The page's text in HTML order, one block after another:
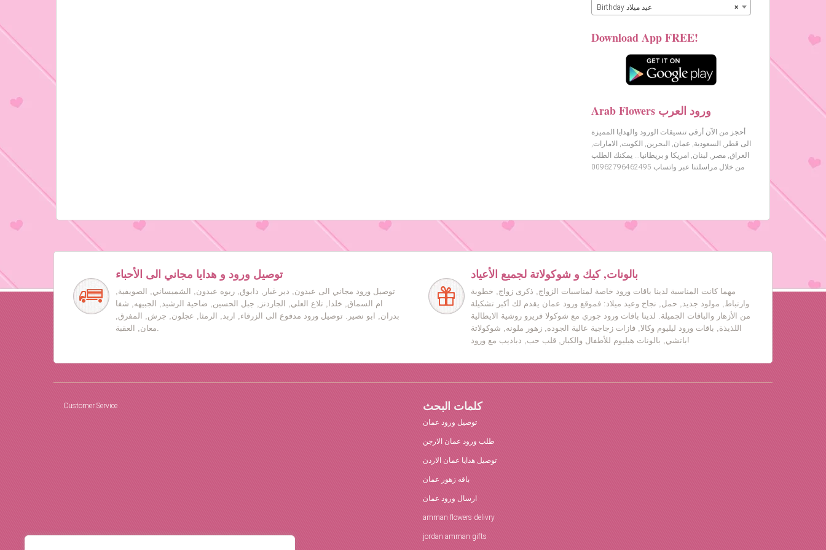
× Birthday عيد ميلاد
Download App FREE!
Arab Flowers ورود العرب
أحجز من الآن أرقى تنسيقات الورود والهدايا المميزة
الى قطر, السعودية, عمان, البحرين, الكويت, الامارات,
العراق, مصر, لبنان, امريكا و بريطانيا… يمكنك الطلب
من خلال مراسلتنا عبر واتساب 00962796462495
توصيل ورود و هدايا مجاني الى الأحباء
توصيل ورود مجاني الى عبدون, دير غبار, دابوق, ربوه عبدون, الشميساني, الصويفية,
ام السماق, خلدا, تلاع العلي, الجاردنز, جبل الحسين, ضاحية الرشيد, الجبيهه, شفا
بدران, ابو نصير. توصيل ورود مدفوع الى الزرقاء, اربد, الرمثا, عجلون, جرش, المفرق,
معان, العقبة.
بالونات, كيك و شوكولاتة لجميع الأعياد
مهما كانت المناسبة لدينا باقات ورود خاصة لمناسبات الزواج, ذكرى زواج, خطوبة
وارتباط, مولود جديد, حمل, نجاح وعيد ميلاد: فموقع ورود عمان يقدم لك أكبر تشكيلة
من الأزهار والباقات الجميلة. لدينا باقات ورود جوري مع شوكولا فريرو روشية الايطالية
اللذيذة, باقات ورود ليليوم وكالا, فازات زجاجية عالية الجوده, زهور ملونه, شوكولاتة
باتشي, بالونات هيليوم للأطفال والكبار, قلب حب, دباديب مع ورود!
Customer Service كلمات البحث
توصيل ورود عمان
طلب ورود عمان الارجن
توصيل هدايا عمان الاردن
باقه زهور عمان
ارسال ورود عمان
amman flowers delivry
jordan amman gifts